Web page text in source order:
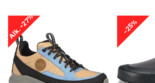
Alk. -27% -25%